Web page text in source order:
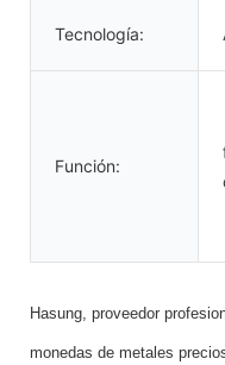
Tecnología:
Función:
Hasung, proveedor
monedas de metales